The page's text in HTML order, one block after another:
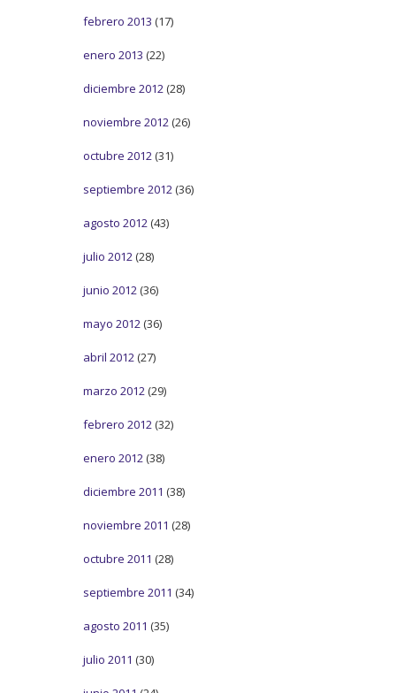
febrero 2013 (17)
enero 2013 (22)
diciembre 2012 (28)
noviembre 2012 (26)
octubre 2012 (31)
septiembre 2012 (36)
agosto 2012 (43)
julio 2012 (28)
junio 2012 (36)
mayo 2012 (36)
abril 2012 (27)
marzo 2012 (29)
febrero 2012 (32)
enero 2012 (38)
diciembre 2011 (38)
noviembre 2011 (28)
octubre 2011 (28)
septiembre 2011 (34)
agosto 2011 (35)
julio 2011 (30)